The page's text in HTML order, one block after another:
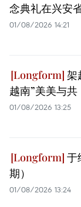
念典礼在兴安
01/08/2026 14:21
架
越南”美美与共
01/08/2026 13:25
于
期）
01/08/2026 13:24